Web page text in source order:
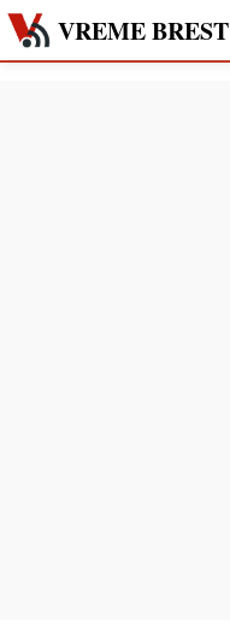
VREME BREST